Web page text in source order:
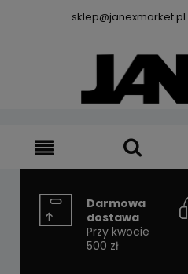
sklep@janexmarket.pl
Darmowa
dostawa
Przy kwocie
500 zł